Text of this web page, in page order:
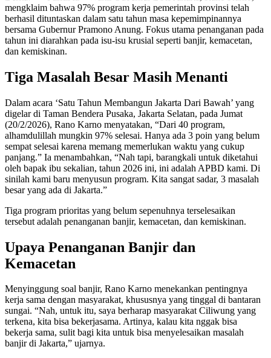
mengklaim bahwa 97% program kerja pemerintah provinsi telah
berhasil dituntaskan dalam satu tahun masa kepemimpinannya
bersama Gubernur Pramono Anung. Fokus utama penanganan pada
tahun ini diarahkan pada isu-isu krusial seperti banjir, kemacetan,
dan kemiskinan.
Tiga Masalah Besar Masih Menanti
Dalam acara ‘Satu Tahun Membangun Jakarta Dari Bawah’ yang
digelar di Taman Bendera Pusaka, Jakarta Selatan, pada Jumat
(20/2/2026), Rano Karno menyatakan, “Dari 40 program,
alhamdulillah mungkin 97% selesai. Hanya ada 3 poin yang belum
sempat selesai karena memang memerlukan waktu yang cukup
panjang.” Ia menambahkan, “Nah tapi, barangkali untuk diketahui
oleh bapak ibu sekalian, tahun 2026 ini, ini adalah APBD kami. Di
sinilah kami baru menyusun program. Kita sangat sadar, 3 masalah
besar yang ada di Jakarta.”
Tiga program prioritas yang belum sepenuhnya terselesaikan
tersebut adalah penanganan banjir, kemacetan, dan kemiskinan.
Upaya Penanganan Banjir dan
Kemacetan
Menyinggung soal banjir, Rano Karno menekankan pentingnya
kerja sama dengan masyarakat, khususnya yang tinggal di bantaran
sungai. “Nah, untuk itu, saya berharap masyarakat Ciliwung yang
terkena, kita bisa bekerjasama. Artinya, kalau kita nggak bisa
bekerja sama, sulit bagi kita untuk bisa menyelesaikan masalah
banjir di Jakarta,” ujarnya.